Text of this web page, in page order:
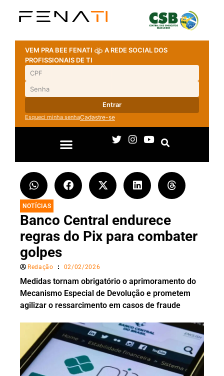
VEM PRA BEE FENATI
A REDE SOCIAL DOS
PROFISSIONAIS DE TI
Entrar
Esqueci minha senhaCadastre-se
NOTÍCIAS
Banco Central endurece
regras do Pix para combater
golpes
Redação 02/02/2026
Medidas tornam obrigatório o aprimoramento do
Mecanismo Especial de Devolução e prometem
agilizar o ressarcimento em casos de fraude